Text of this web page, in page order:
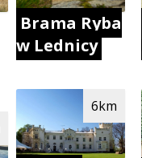
Brama Ryba
w Lednicy
6km